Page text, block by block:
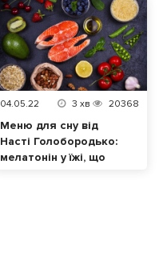
04.05.22 3 хв 20368
Меню для сну від
Насті Голобородько:
мелатонін у їжі, що